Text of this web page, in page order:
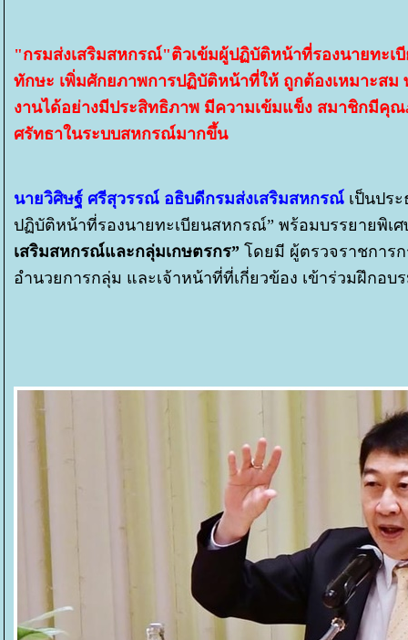
"กรมส่งเสริมสหกรณ์"ติวเข้มผู้ปฏิบัติหน้าที่รองนายทะเ
ทักษะ เพิ่มศักยภาพการปฏิบัติหน้าที่ให้ ถูกต้องเหมาะส
งานได้อย่างมีประสิทธิภาพ มีความเข้มแข็ง สมาชิกมีคุ
ศรัทธาในระบบสหกรณ์มากขึ้น
นายวิศิษฐ์ ศรีสุวรรณ์ อธิบดีกรมส่งเสริมสหกรณ์ เป็นปร
ปฏิบัติหน้าที่รองนายทะเบียนสหกรณ์” พร้อมบรรยายพิเ
เสริมสหกรณ์และกลุ่มเกษตรกร” ดยมี ผู้ตรวจราชการก
อำนวยการกลุ่ม และเจ้าหน้าที่ที่เกี่ยวข้อง เข้าร่วมฝึกอบ